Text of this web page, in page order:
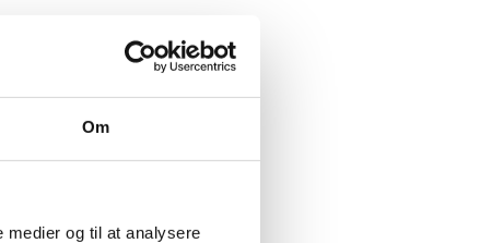
Om
medier og til at analysere